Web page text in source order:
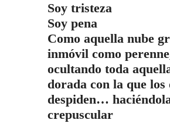
Soy tristeza
Soy pena
Como aquella nube
inmóvil como
ocultando toda
dorada con la que los
despiden…
crepuscular